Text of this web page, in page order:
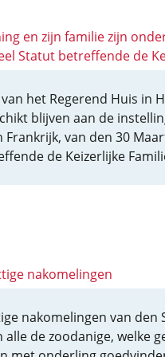
en zijn familie zijn
Statut betreffende de
het Regerend Huis in
blijven aan de
Frankrijk, van den 30
de Keizerlijke
nakomelingen
nakomelingen van den
alle de zoodanige, welke